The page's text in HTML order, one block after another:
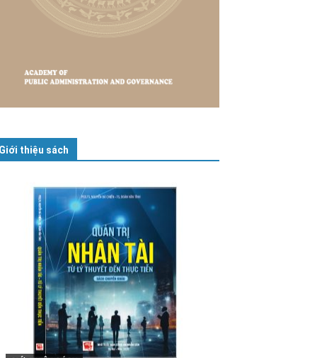
Giới thiệu sách
GIỚI THIỆU SÁCH
Cuốn sách “Tuyệt đối trung thành